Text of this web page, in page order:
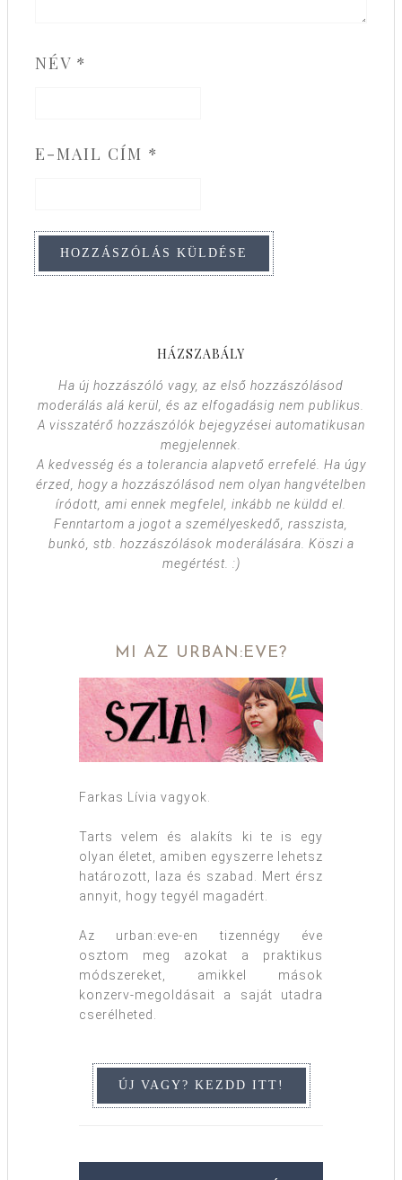
NÉV *
E-MAIL CÍM *
HÁZSZABÁLY
Ha új hozzászóló vagy, az első hozzászólásod
moderálás alá kerül, és az elfogadásig nem publikus.
A visszatérő hozzászólók bejegyzései automatikusan
megjelennek.
A kedvesség és a tolerancia alapvető errefelé. Ha úgy
érzed, hogy a hozzászólásod nem olyan hangvételben
íródott, ami ennek megfelel, inkább ne küldd el.
Fenntartom a jogot a személyeskedő, rasszista,
bunkó, stb. hozzászólások moderálására. Köszi a
megértést. :)
MI AZ URBAN:EVE?
Farkas Lívia vagyok.
Tarts velem és alakíts ki te is egy
olyan életet, amiben egyszerre lehetsz
határozott, laza és szabad. Mert érsz
annyit, hogy tegyél magadért.
Az urban:eve-en tizennégy éve
osztom meg azokat a praktikus
módszereket, amikkel mások
konzerv-megoldásait a saját utadra
cserélheted.